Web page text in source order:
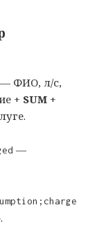
— ФИО, л/с,
+ SUM +
—